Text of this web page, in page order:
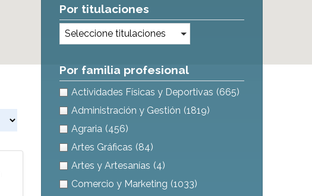
Por titulaciones
Seleccione titulaciones
Por familia profesional
Actividades Físicas y Deportivas (665)
Administración y Gestión (1819)
Agraria (456)
Artes Gráficas (84)
Artes y Artesanías (4)
Comercio y Marketing (1033)